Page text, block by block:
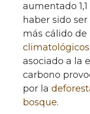
aumentado
haber sido
más cálido de
climatológicos
asociado a la
carbono
por la
bosque.